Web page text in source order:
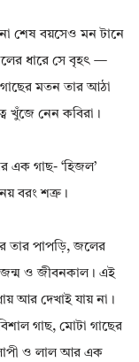
শেষ বয়সেও মন টানে
ধারে সে বৃহৎ —
মতন তার আঠা
খুঁজে নেন কবিরা।
এক গাছ- ‘হিজল’
বরং শত্রু।
তার পাপড়ি, জলের
জন্ম ও জীবনকাল। এই
আর দেখাই যায় না।
গাছ, মোটা গাছের
ও লাল আর এক